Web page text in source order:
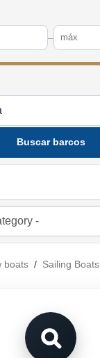
–
Buscar barcos
boats / Sailing Boats